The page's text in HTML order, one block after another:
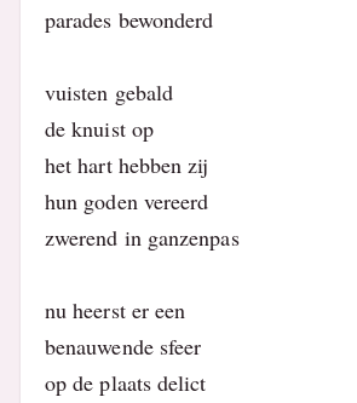
parades bewonderd
vuisten gebald
de knuist op
het hart hebben zij
hun goden vereerd
zwerend in ganzenpas
nu heerst er een
benauwende sfeer
op de plaats delict